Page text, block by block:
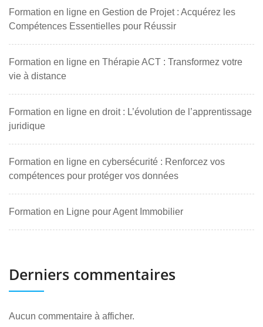
Formation en ligne en Gestion de Projet : Acquérez les
Compétences Essentielles pour Réussir
Formation en ligne en Thérapie ACT : Transformez votre
vie à distance
Formation en ligne en droit : L’évolution de l’apprentissage
juridique
Formation en ligne en cybersécurité : Renforcez vos
compétences pour protéger vos données
Formation en Ligne pour Agent Immobilier
Derniers commentaires
Aucun commentaire à afficher.